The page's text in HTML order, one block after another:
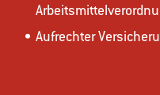
Aufrechter